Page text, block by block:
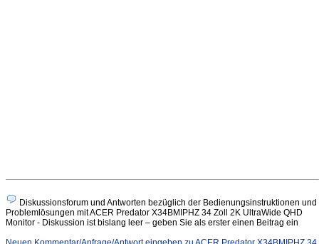
Diskussionsforum und Antworten bezüglich der Bedienungsinstruktionen und
Problemlösungen mit ACER Predator X34BMIPHZ 34 Zoll 2K UltraWide QHD
Monitor - Diskussion ist bislang leer – geben Sie als erster einen Beitrag ein